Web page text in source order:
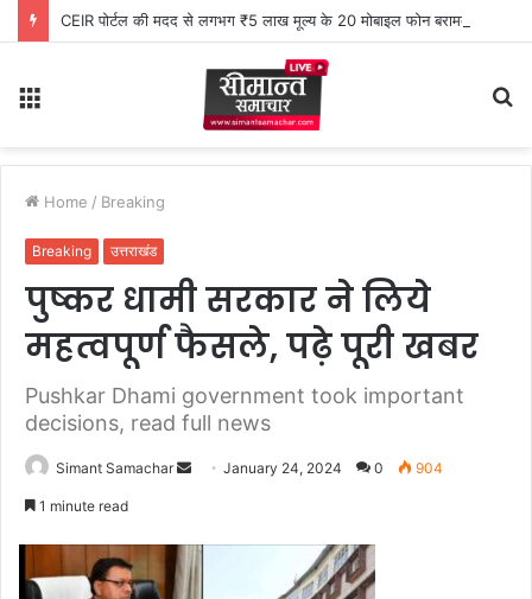
CEIR पोर्टल की मदद से लगभग ₹5 लाख मूल्य के 20 मोबाइल फोन बरामद
Home / Breaking
Breaking उत्तराखंड
पुष्कर धामी सरकार ने लिये
महत्वपूर्ण फैसले, पढ़े पूरी खबर
Pushkar Dhami government took important
decisions, read full news
Simant Samachar
d
a
January 24, 2024 0 904
1 minute read